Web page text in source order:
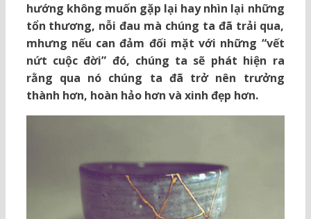
hướng không muốn gặp lại hay nhìn lại những
tổn thương, nỗi đau mà chúng ta đã trải qua,
mhưng nếu can đảm đối mặt với những “vết
nứt cuộc đời” đó, chúng ta sẽ phát hiện ra
rằng qua nó chúng ta đã trở nên trưởng
thành hơn, hoàn hảo hơn và xinh đẹp hơn.